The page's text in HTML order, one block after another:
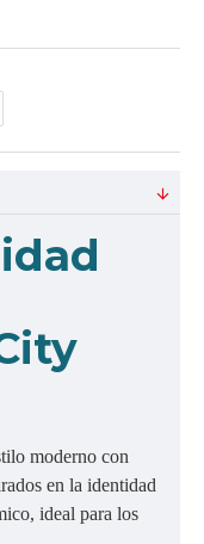
moderno con
en la identidad
ideal para los